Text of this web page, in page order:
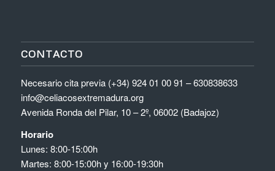
CONTACTO
Necesario cita previa (+34) 924 01 00 91 – 630838633
info@celiacosextremadura.org
Avenida Ronda del Pilar, 10 – 2º, 06002 (Badajoz)
Horario
Lunes: 8:00-15:00h
Martes: 8:00-15:00h y 16:00-19:30h